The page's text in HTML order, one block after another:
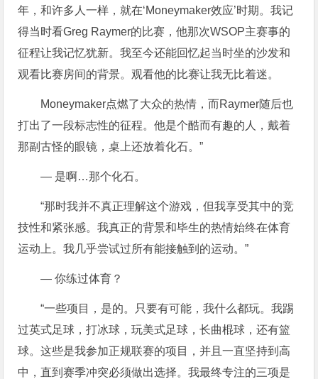
年，和许多人一样，就在‘Moneymaker效应’时期。我记
得当时看Greg Raymer的比赛，他那次WSOP主赛事的
征程让我记忆犹新。我至今还能回忆起当时坐的沙发和
观看比赛房间的背景。观看他的比赛让我无比着迷。
Moneymaker点燃了大众的热情，而Raymer随后也
打出了一段标志性的征程。他是个酷而有趣的人，戴着
那副古怪的眼镜，桌上还放着化石。”
— 是啊…那个化石。
“那时我并不真正理解这个游戏，但我享受其中的竞
技性和紧张感。我真正的背景和毕生的热情始终在体育
运动上。我几乎尝试过所有能接触到的运动。”
— 你练过体育？
“一些项目，是的。只要有可能，我什么都玩。我踢
过英式足球，打冰球，玩美式足球，长曲棍球，还有篮
球。这些是我参加正规联赛的项目，并且一直坚持到高
中，直到赛季冲突必须做出选择。我最终专注的三项是